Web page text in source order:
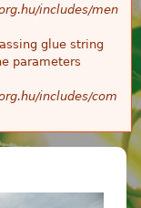
includes/men
glue string
parameters
includes/com